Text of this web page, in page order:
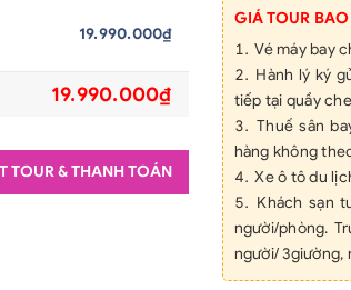
19.990.000₫
19.990.000₫
TOUR & THANH TOÁN
GIÁ TOUR
Vé máy bay
Hành lý ký
tiếp tại quầy
Thuế sân
hàng không
Xe ô tô du
Khách sạn
người/phòng.
người/ 3giường,
Các bữa ăn